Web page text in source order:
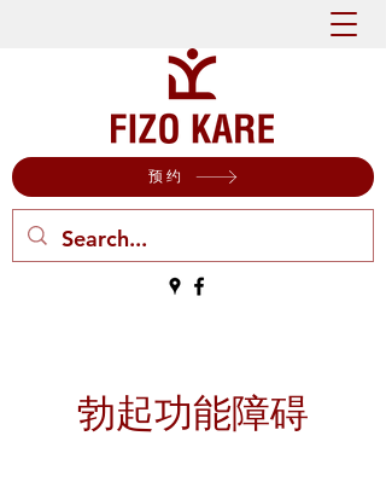
预约
勃起功能障碍